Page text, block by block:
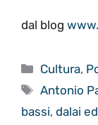
dal blog
Categorie
Cultura,
Tag
Antonio
bassi, dalai